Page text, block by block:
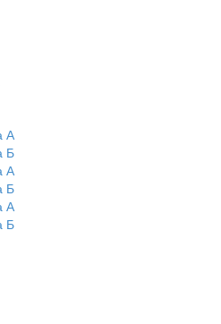
А
Б
А
Б
А
Б